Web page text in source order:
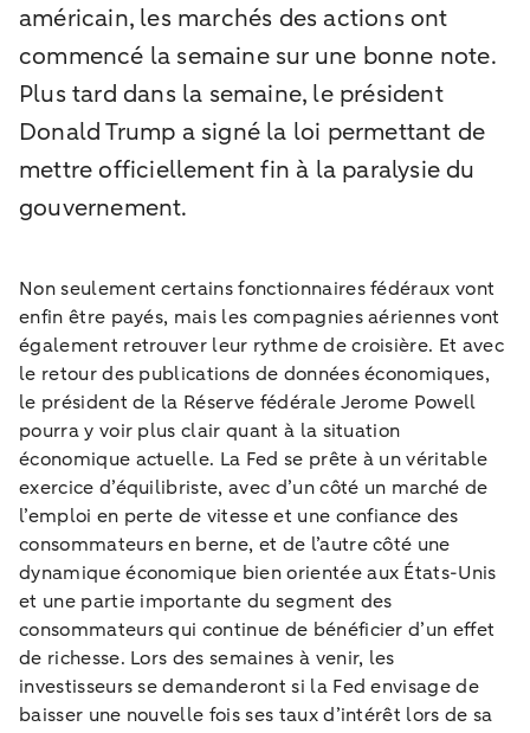
américain, les marchés des actions ont
commencé la semaine sur une bonne note.
Plus tard dans la semaine, le président
Donald Trump a signé la loi permettant de
mettre officiellement fin à la paralysie du
gouvernement.
Non seulement certains fonctionnaires fédéraux vont
enfin être payés, mais les compagnies aériennes vont
également retrouver leur rythme de croisière. Et avec
le retour des publications de données économiques,
le président de la Réserve fédérale Jerome Powell
pourra y voir plus clair quant à la situation
économique actuelle. La Fed se prête à un véritable
exercice d’équilibriste, avec d’un côté un marché de
l’emploi en perte de vitesse et une confiance des
consommateurs en berne, et de l’autre côté une
dynamique économique bien orientée aux États-Unis
et une partie importante du segment des
consommateurs qui continue de bénéficier d’un effet
de richesse. Lors des semaines à venir, les
investisseurs se demanderont si la Fed envisage de
baisser une nouvelle fois ses taux d’intérêt lors de sa